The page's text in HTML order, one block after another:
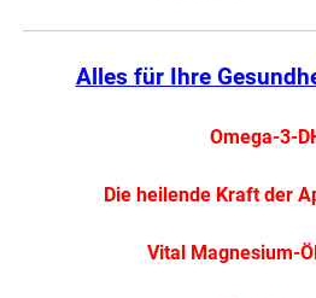
Alles für Ihre
Omega-3-
Die heilende Kraft der
Vital Magnesium-